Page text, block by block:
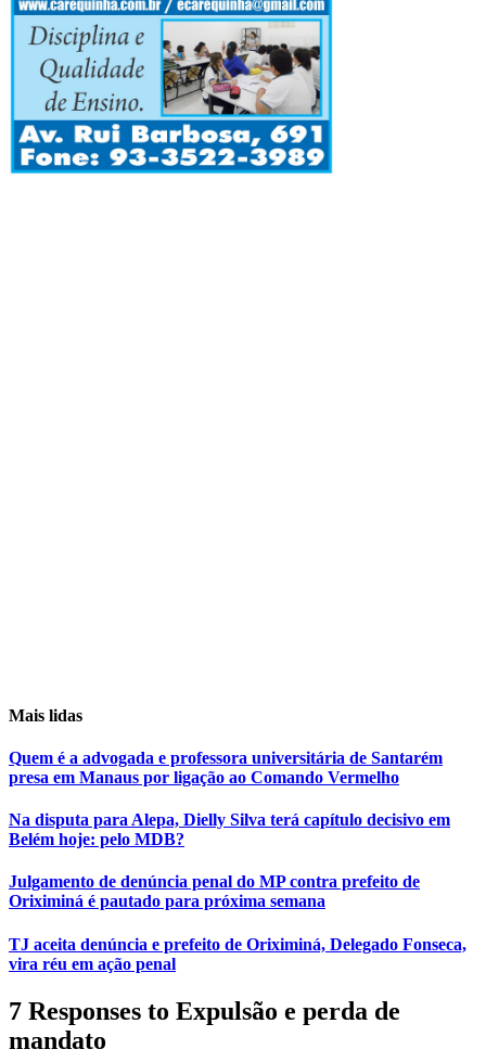
Mais lidas
Quem é a advogada e professora universitária de Santarém
presa em Manaus por ligação ao Comando Vermelho
Na disputa para Alepa, Dielly Silva terá capítulo decisivo em
Belém hoje: pelo MDB?
Julgamento de denúncia penal do MP contra prefeito de
Oriximiná é pautado para próxima semana
TJ aceita denúncia e prefeito de Oriximiná, Delegado Fonseca,
vira réu em ação penal
7 Responses to Expulsão e perda de
mandato